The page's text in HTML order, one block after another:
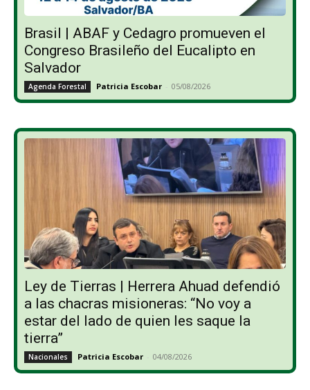
Brasil | ABAF y Cedagro promueven el
Congreso Brasileño del Eucalipto en
Salvador
Agenda Forestal Patricia Escobar - 05/08/2026
Ley de Tierras | Herrera Ahuad defendió
a las chacras misioneras: “No voy a
estar del lado de quien les saque la
tierra”
Nacionales Patricia Escobar - 04/08/2026